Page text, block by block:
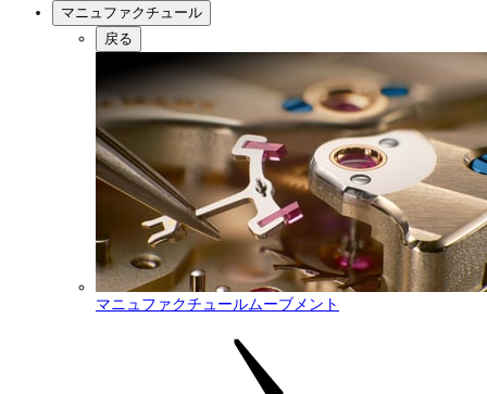
マニュファクチュール
戻る
マニュファクチュールムーブメント